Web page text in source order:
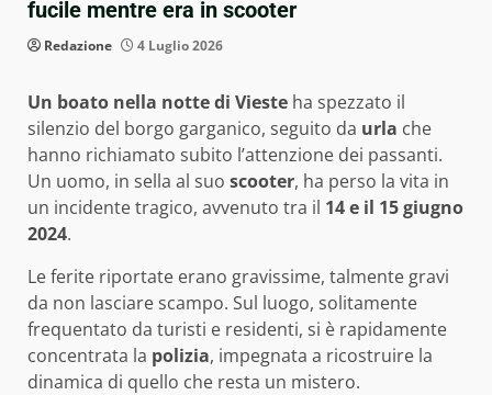
fucile mentre era in scooter
Redazione 4 Luglio 2026
Un boato nella notte di Vieste ha spezzato il
silenzio del borgo garganico, seguito da urla che
hanno richiamato subito l’attenzione dei passanti.
Un uomo, in sella al suo scooter, ha perso la vita in
un incidente tragico, avvenuto tra il 14 e il 15 giugno
2024.
Le ferite riportate erano gravissime, talmente gravi
da non lasciare scampo. Sul luogo, solitamente
frequentato da turisti e residenti, si è rapidamente
concentrata la polizia, impegnata a ricostruire la
dinamica di quello che resta un mistero.